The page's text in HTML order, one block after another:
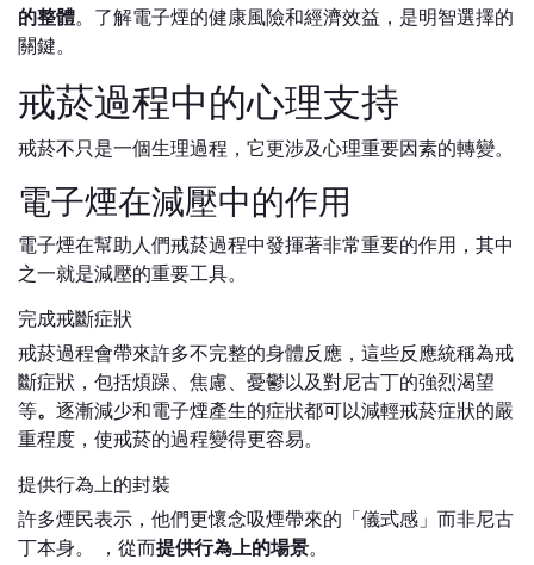
的整體。了解電子煙的健康風險和經濟效益，是明智選擇的
關鍵。
戒菸過程中的心理支持
戒菸不只是一個生理過程，它更涉及心理重要因素的轉變。
電子煙在減壓中的作用
電子煙在幫助人們戒菸過程中發揮著非常重要的作用，其中
之一就是減壓的重要工具。
完成戒斷症狀
戒菸過程會帶來許多不完整的身體反應，這些反應統稱為戒
斷症狀，包括煩躁、焦慮、憂鬱以及對尼古丁的強烈渴望
等。 逐漸減少和電子煙產生的症狀都可以減輕戒菸症狀的嚴
重程度，使戒菸的過程變得更容易。
提供行為上的封裝
許多煙民表示，他們更懷念吸煙帶來的「儀式感」而非尼古
丁本身。 ，從而提供行為上的場景。